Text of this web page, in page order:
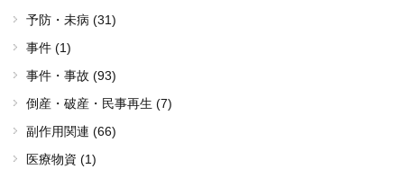
予防・未病 (31)
事件 (1)
事件・事故 (93)
倒産・破産・民事再生 (7)
副作用関連 (66)
医療物資 (1)